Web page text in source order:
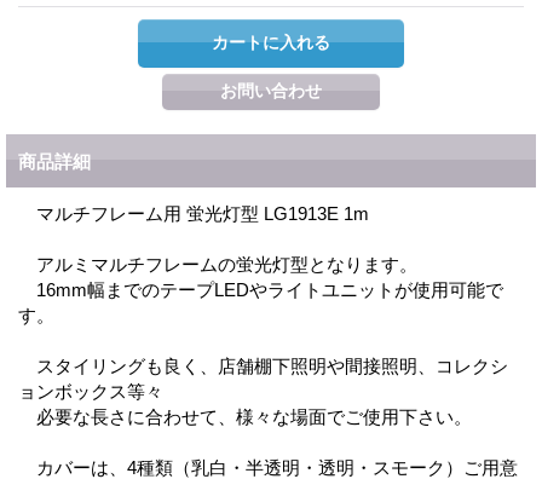
商品詳細
マルチフレーム用 蛍光灯型 LG1913E 1m
アルミマルチフレームの蛍光灯型となります。
16mm幅までのテープLEDやライトユニットが使用可能で
す。
スタイリングも良く、店舗棚下照明や間接照明、コレクシ
ョンボックス等々
必要な長さに合わせて、様々な場面でご使用下さい。
カバーは、4種類（乳白・半透明・透明・スモーク）ご用意